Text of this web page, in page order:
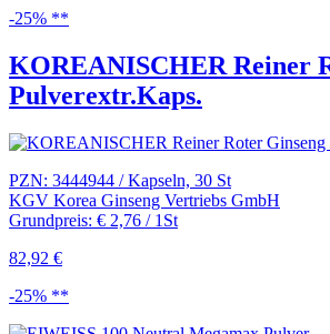
-25% **
KOREANISCHER Reiner
Pulverextr.Kaps.
PZN: 3444944 / Kapseln, 30 St
KGV Korea Ginseng Vertriebs GmbH
Grundpreis: € 2,76 / 1St
82,92 €
-25% **